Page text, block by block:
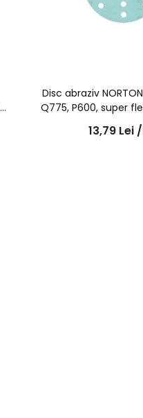
Disc abraziv
Q775, P600, super
gauri
13,79 Lei